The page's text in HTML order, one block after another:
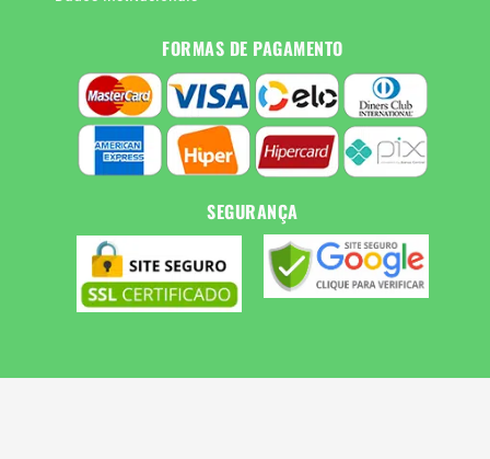
FORMAS DE PAGAMENTO
SEGURANÇA